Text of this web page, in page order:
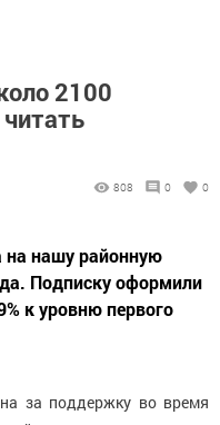
2100
808 0 0
на нашу районную
Подписку оформили
к уровню первого
за поддержку во время